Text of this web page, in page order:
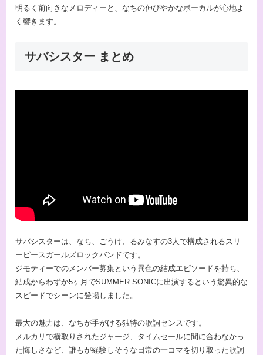
明るく前向きなメロディーと、なちの伸びやかなボーカルが心地よ
く響きます。
サバシスター まとめ
サバシスターは、なち、ごうけ、るみなすの3人で構成されるスリ
ーピースガールズロックバンドです。
ジモティーでのメンバー募集という異色の結成エピソードを持ち、
結成からわずか5ヶ月でSUMMER SONICに出演するという驚異的な
スピードでシーンに登場しました。
最大の魅力は、なちが手がける独特の歌詞センスです。
メルカリで横取りされたジャージ、タイムセールに間に合わなかっ
た悔しさなど、誰もが経験しそうな日常の一コマを切り取った歌詞